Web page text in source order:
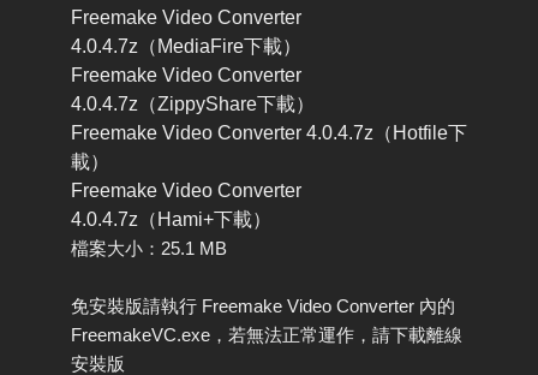
Freemake Video Converter
4.0.4.7z（MediaFire下載）
Freemake Video Converter
4.0.4.7z（ZippyShare下載）
Freemake Video Converter 4.0.4.7z（Hotfile下
載）
Freemake Video Converter
4.0.4.7z（Hami+下載）
檔案大小：25.1 MB
免安裝版請執行 Freemake Video Converter 內的
FreemakeVC.exe，若無法正常運作，請下載離線
安裝版